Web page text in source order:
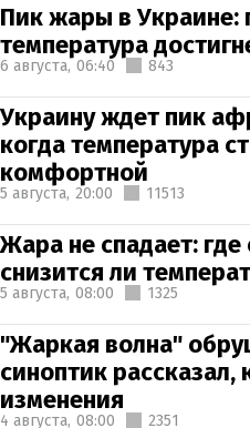
Пик жары в Украине:
температура
6 августа, 06:40 843
Украину ждет пик
когда температура
комфортной
5 августа, 20:00 11513
Жара не спадает:
снизится ли
5 августа, 08:00 1325
"Жаркая волна"
синоптик
изменения
4 августа, 08:00 2351